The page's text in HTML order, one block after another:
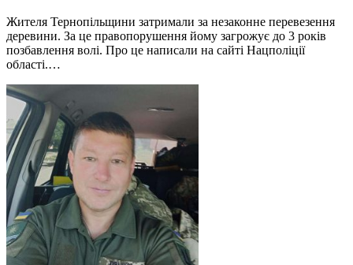
Жителя Тернопільщини затримали за незаконне перевезення
деревини. За це правопорушення йому загрожує до 3 років
позбавлення волі. Про це написали на сайті Нацполіції
області.…